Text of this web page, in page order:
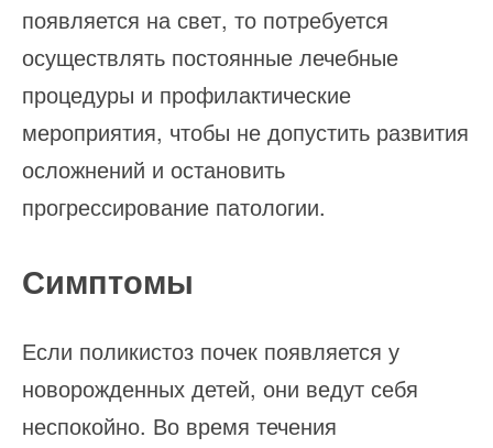
появляется на свет, то потребуется
осуществлять постоянные лечебные
процедуры и профилактические
мероприятия, чтобы не допустить развития
осложнений и остановить
прогрессирование патологии.
Симптомы
Если поликистоз почек появляется у
новорожденных детей, они ведут себя
неспокойно. Во время течения